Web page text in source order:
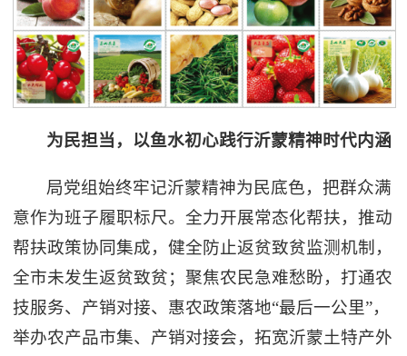
为民担当，以鱼水初心践行沂蒙精神时代内涵
局党组始终牢记沂蒙精神为民底色，把群众满
意作为班子履职标尺。全力开展常态化帮扶，推动
帮扶政策协同集成，健全防止返贫致贫监测机制，
全市未发生返贫致贫；聚焦农民急难愁盼，打通农
技服务、产销对接、惠农政策落地“最后一公里”，
举办农产品市集、产销对接会，拓宽沂蒙土特产外